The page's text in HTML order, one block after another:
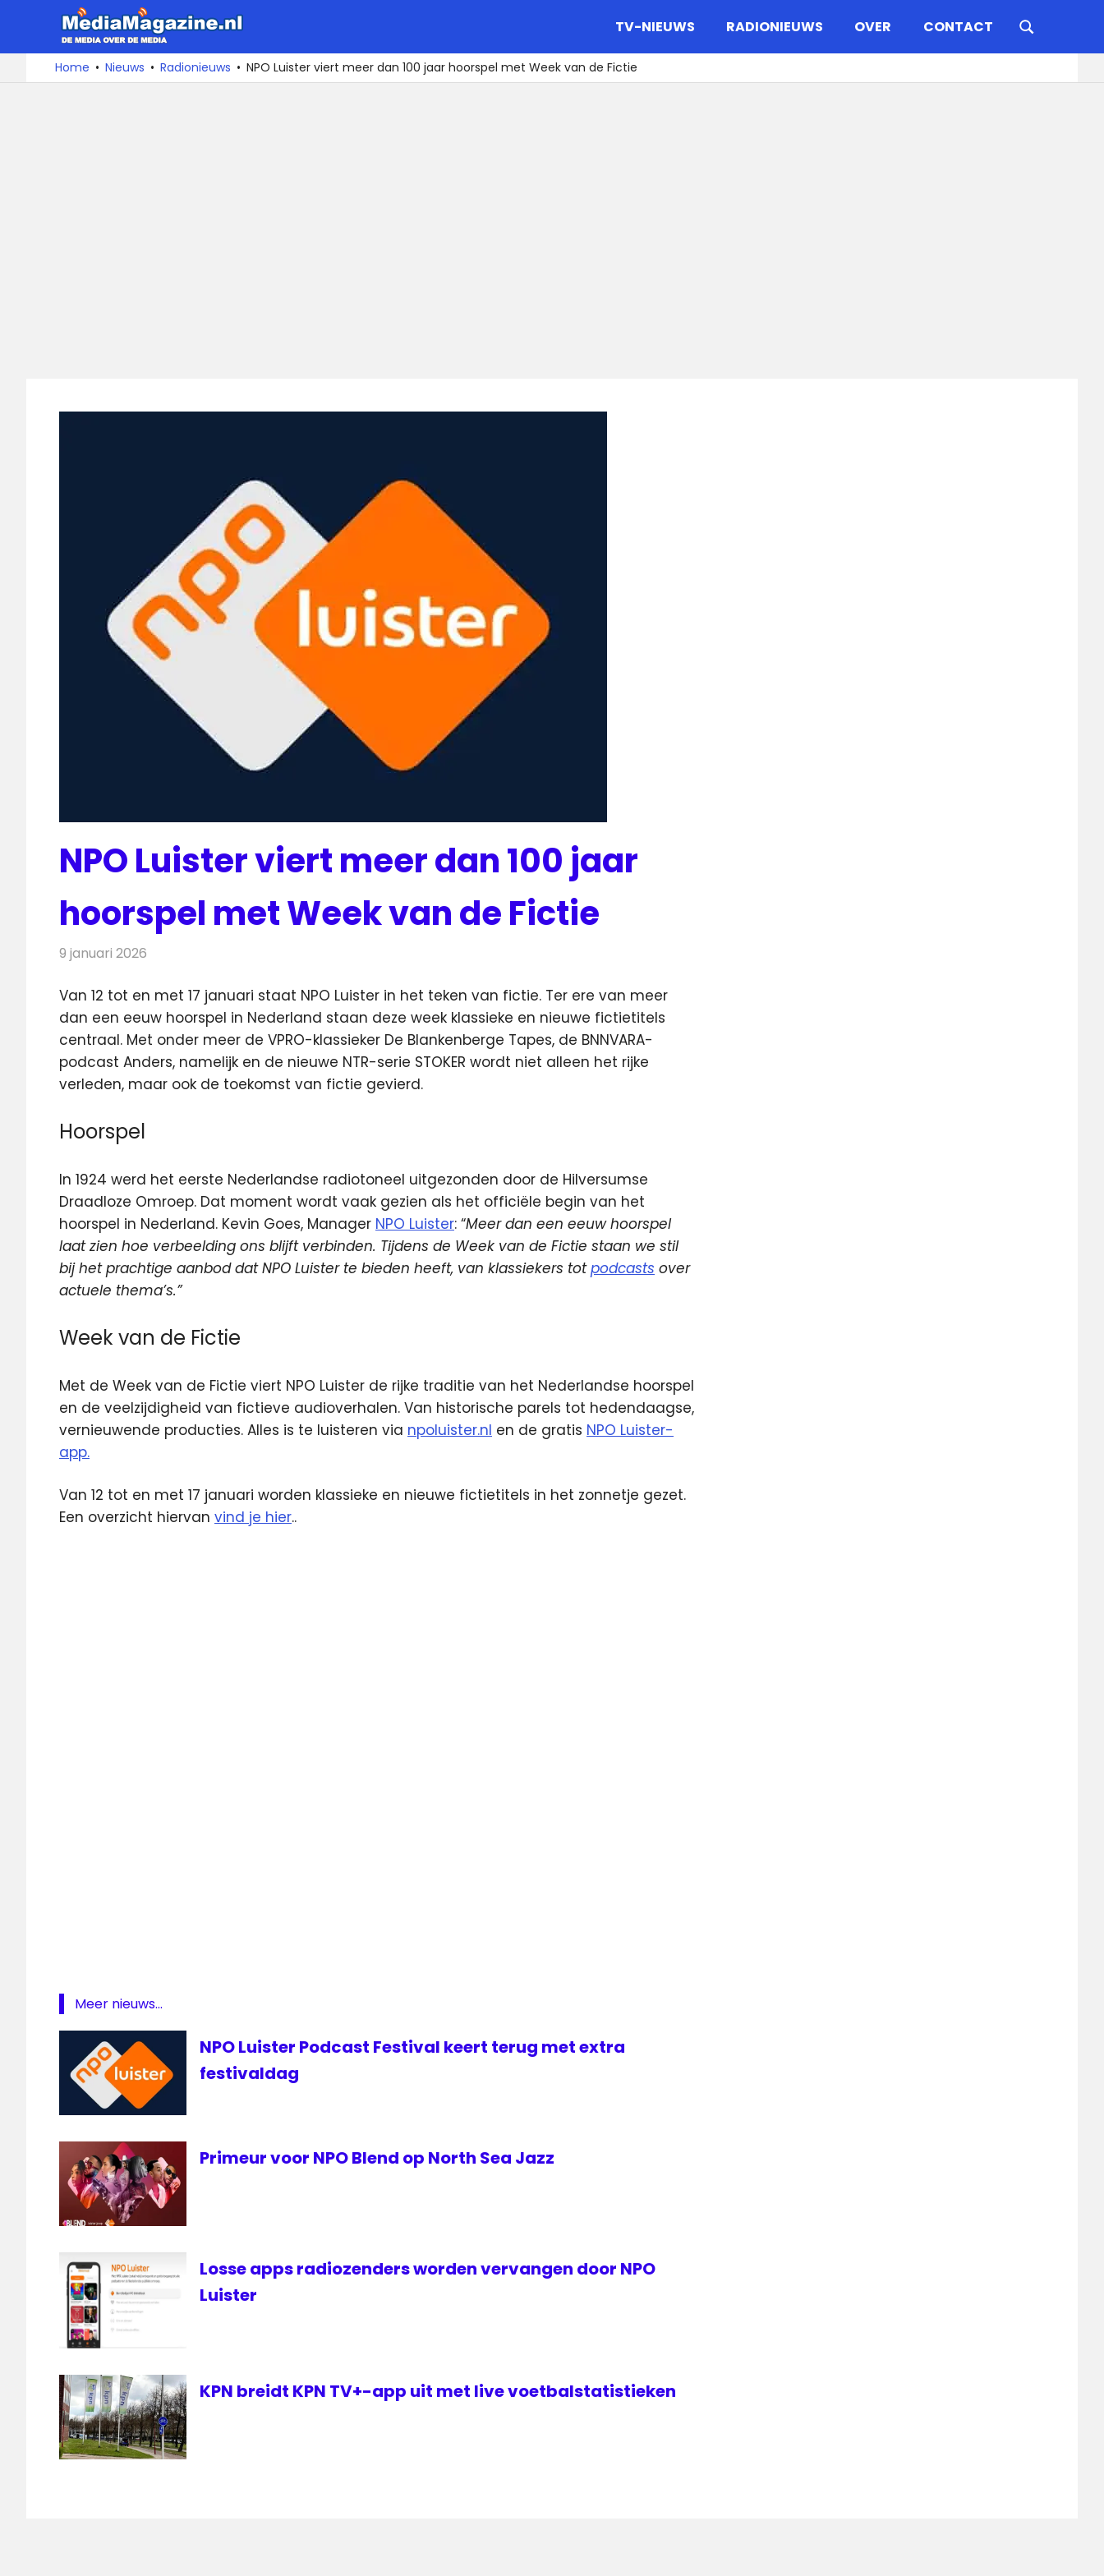
naar
De
media
over
TV-NIEUWS RADIONIEUWS OVER CONTACT
Home Nieuws Radionieuws NPO Luister viert meer dan 100 jaar hoorspel met Week van de Fictie
NPO Luister viert meer dan 100 jaar
hoorspel met Week van de Fictie
9 januari 2026
Van 12 tot en met 17 januari staat NPO Luister in het teken van fictie. Ter ere van meer
dan een eeuw hoorspel in Nederland staan deze week klassieke en nieuwe fictietitels
centraal. Met onder meer de VPRO-klassieker De Blankenberge Tapes, de BNNVARA-
podcast Anders, namelijk en de nieuwe NTR-serie STOKER wordt niet alleen het rijke
verleden, maar ook de toekomst van fictie gevierd.
Hoorspel
In 1924 werd het eerste Nederlandse radiotoneel uitgezonden door de Hilversumse
Draadloze Omroep. Dat moment wordt vaak gezien als het officiële begin van het
hoorspel in Nederland. Kevin Goes, Manager NPO Luister: “Meer dan een eeuw hoorspel
laat zien hoe verbeelding ons blijft verbinden. Tijdens de Week van de Fictie staan we stil
bij het prachtige aanbod dat NPO Luister te bieden heeft, van klassiekers totpodcasts over
actuele thema’s.”
Week van de Fictie
Met de Week van de Fictie viert NPO Luister de rijke traditie van het Nederlandse hoorspel
en de veelzijdigheid van fictieve audioverhalen. Van historische parels tot hedendaagse,
vernieuwende producties. Alles is te luisteren via npoluister.nl en de gratis NPO Luister-
app.
Van 12 tot en met 17 januari worden klassieke en nieuwe fictietitels in het zonnetje gezet.
Een overzicht hiervan vind je hier..
Meer nieuws...
NPO Luister Podcast Festival keert terug met extra
festivaldag
Primeur voor NPO Blend op North Sea Jazz
Losse apps radiozenders worden vervangen door NPO
Luister
KPN breidt KPN TV+-app uit met live voetbalstatistieken